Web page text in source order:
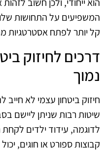
הוא ייחודי, ולכן חשוב
המשפיעים על התחושות
קל יותר לפתח אסטרטגיות
דרכים לחיזוק
נמוך
חיזוק ביטחון עצמי לא חייב
שיטות רבות שניתן ליישם
לדוגמה, עידוד ילדים לקחת
קבוצות ספורט או חוגים,